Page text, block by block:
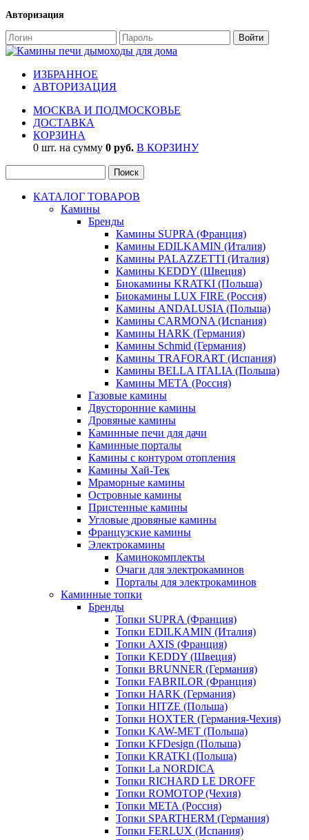
Авторизация
ИЗБРАННОЕ
АВТОРИЗАЦИЯ
МОСКВА И ПОДМОСКОВЬЕ
ДОСТАВКА
КОРЗИНА
0 шт. на сумму 0 руб. В КОРЗИНУ
КАТАЛОГ ТОВАРОВ
Камины
Бренды
Камины SUPRA (Франция)
Камины EDILKAMIN (Италия)
Камины PALAZZETTI (Италия)
Камины KEDDY (Швеция)
Биокамины KRATKI (Польша)
Биокамины LUX FIRE (Россия)
Камины ANDALUSIA (Польша)
Камины CARMONA (Испания)
Камины HARK (Германия)
Камины Schmid (Германия)
Камины TRAFORART (Испания)
Камины BELLA ITALIA (Польша)
Камины МЕТА (Россия)
Газовые камины
Двусторонние камины
Дровяные камины
Каминные печи для дачи
Каминные порталы
Камины с контуром отопления
Камины Хай-Тек
Мраморные камины
Островные камины
Пристенные камины
Угловые дровяные камины
Французские камины
Электрокамины
Каминокомплекты
Очаги для электрокаминов
Порталы для электрокаминов
Каминные топки
Бренды
Топки SUPRA (Франция)
Топки EDILKAMIN (Италия)
Топки AXIS (Франция)
Топки KEDDY (Швеция)
Топки BRUNNER (Германия)
Топки FABRILOR (Франция)
Топки HARK (Германия)
Топки HITZE (Польша)
Топки HOXTER (Германия-Чехия)
Топки KAW-MET (Польша)
Топки KFDesign (Польша)
Топки KRATKI (Польша)
Топки La NORDICA
Топки RICHARD LE DROFF
Топки ROMOTOP (Чехия)
Топки МЕТА (Россия)
Топки SPARTHERM (Германия)
Топки FERLUX (Испания)